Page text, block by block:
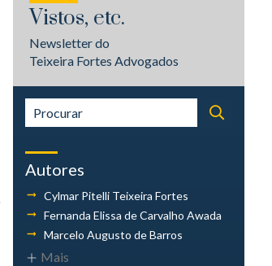
Vistos, etc.
Newsletter do
Teixeira Fortes Advogados
Autores
Cylmar Pitelli Teixeira Fortes
Fernanda Elissa de Carvalho Awada
Marcelo Augusto de Barros
Mais